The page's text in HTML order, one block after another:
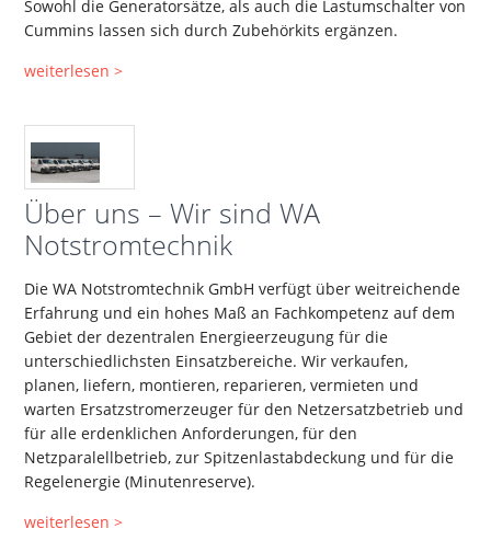
Sowohl die Generatorsätze, als auch die Lastumschalter von
Cummins lassen sich durch Zubehörkits ergänzen.
weiterlesen >
Über uns – Wir sind WA
Notstromtechnik
Die WA Notstromtechnik GmbH verfügt über weitreichende
Erfahrung und ein hohes Maß an Fachkompetenz auf dem
Gebiet der dezentralen Energieerzeugung für die
unterschiedlichsten Einsatzbereiche. Wir verkaufen,
planen, liefern, montieren, reparieren, vermieten und
warten Ersatzstromerzeuger für den Netzersatzbetrieb und
für alle erdenklichen Anforderungen, für den
Netzparalellbetrieb, zur Spitzenlastabdeckung und für die
Regelenergie (Minutenreserve).
weiterlesen >